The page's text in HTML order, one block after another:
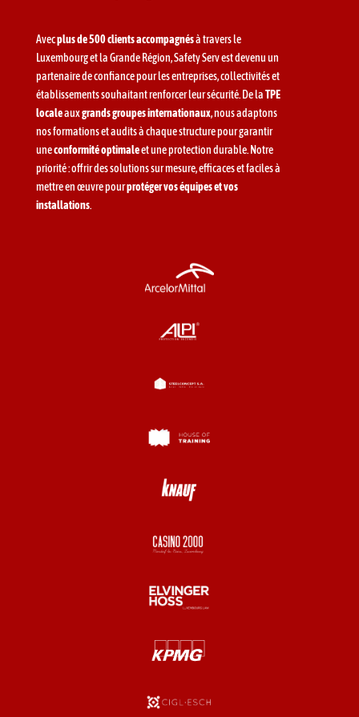
Avecplus de 500 clients accompagnésà travers le
Luxembourg et la Grande Région, Safety Serv est devenu un
partenaire de confiance pour les entreprises, collectivités et
établissements souhaitant renforcer leur sécurité. De laTPE
localeauxgrands groupes internationaux, nous adaptons
nos formations et audits à chaque structure pour garantir
uneconformité optimaleet une protection durable. Notre
priorité : offrir des solutions sur mesure, efficaces et faciles à
mettre en œuvre pourprotéger vos équipes et vos
installations.